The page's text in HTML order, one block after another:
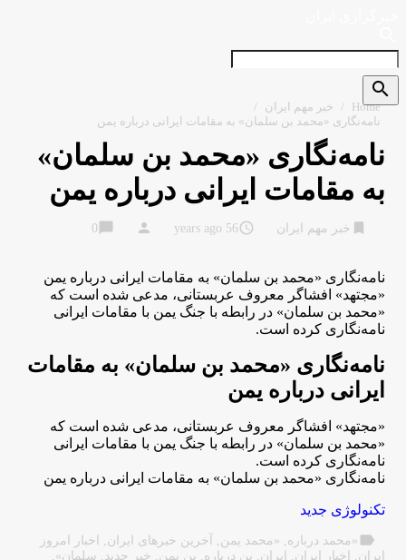
Home خبر مهم ایران
نامه‌نگاری «محمد بن سلمان» به مقامات ایرانی درباره یمن
نامه‌نگاری «محمد بن سلمان»
به مقامات ایرانی درباره یمن
خبر مهم ایران access_time
56 years ago
person
chat_bubble
نامه‌نگاری «محمد بن سلمان» به مقامات ایرانی درباره یمن
«مجتهد» افشاگر معروف عربستانی، مدعی شده است که
«محمد بن سلمان» در رابطه با جنگ یمن با مقامات ایرانی
نامه‌نگاری کرده است.
نامه‌نگاری «محمد بن سلمان» به مقامات
ایرانی درباره یمن
«مجتهد» افشاگر معروف عربستانی، مدعی شده است که
«محمد بن سلمان» در رابطه با جنگ یمن با مقامات ایرانی
نامه‌نگاری کرده است.
نامه‌نگاری «محمد بن سلمان» به مقامات ایرانی درباره یمن
تکنولوژی جدید
label «محمد درباره , «محمد یمن , آخرین خبرهای ایران , اخبار امروز
ایران , اخبار ایران , ایران , بن درباره , بن یمن , خبر جدید, سلمان»,
search